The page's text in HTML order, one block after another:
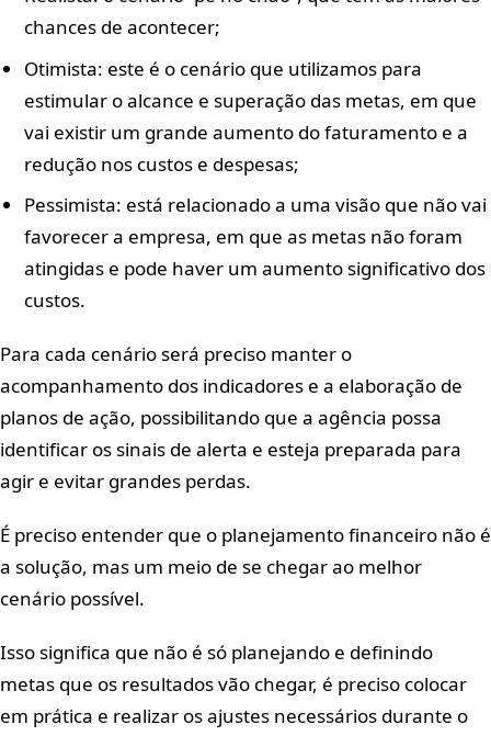
chances de acontecer;
Otimista: este é o cenário que utilizamos para
estimular o alcance e superação das metas, em que
vai existir um grande aumento do faturamento e a
redução nos custos e despesas;
Pessimista: está relacionado a uma visão que não vai
favorecer a empresa, em que as metas não foram
atingidas e pode haver um aumento significativo dos
custos.
Para cada cenário será preciso manter o
acompanhamento dos indicadores e a elaboração de
planos de ação, possibilitando que a agência possa
identificar os sinais de alerta e esteja preparada para
agir e evitar grandes perdas.
É preciso entender que o planejamento financeiro não é
a solução, mas um meio de se chegar ao melhor
cenário possível.
Isso significa que não é só planejando e definindo
metas que os resultados vão chegar, é preciso colocar
em prática e realizar os ajustes necessários durante o